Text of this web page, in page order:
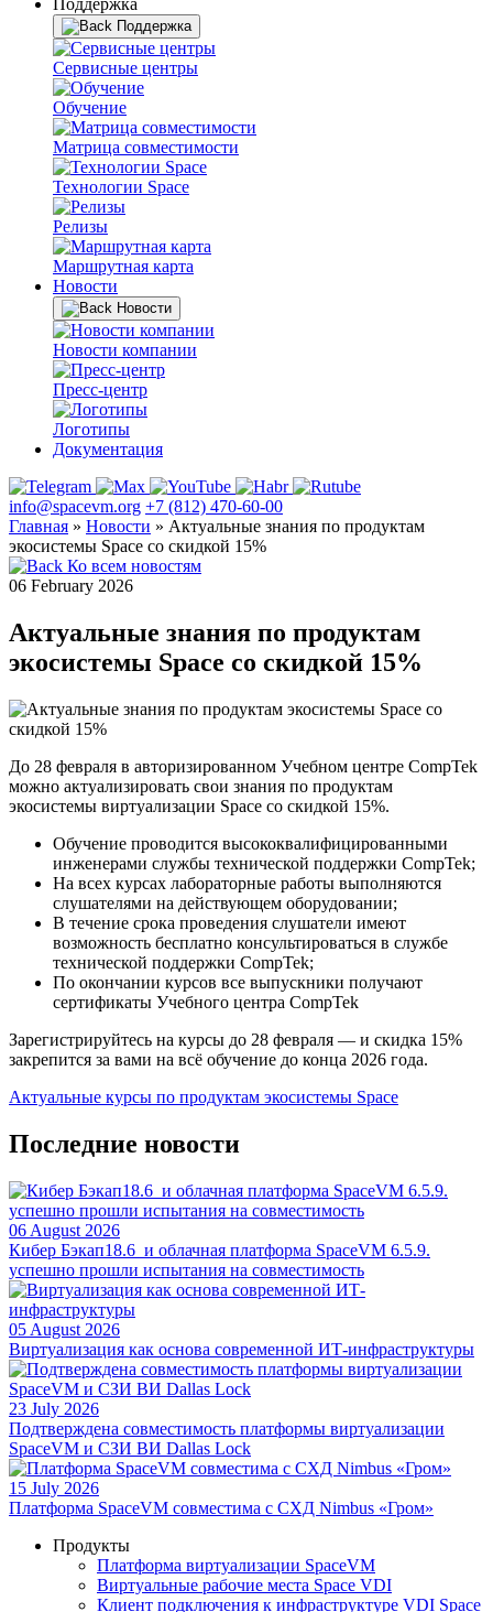
Поддержка
Поддержка
Сервисные центры
Обучение
Матрица совместимости
Технологии Space
Релизы
Маршрутная карта
Новости
Новости
Новости компании
Пресс-центр
Логотипы
Документация
info@spacevm.org +7 (812) 470-60-00
Главная » Новости » Актуальные знания по продуктам
экосистемы Space со скидкой 15%
Ко всем новостям
06 February 2026
Актуальные знания по продуктам
экосистемы Space со скидкой 15%
До 28 февраля в авторизированном Учебном центре CompTek
можно актуализировать свои знания по продуктам
экосистемы виртуализации Space со скидкой 15%.
Обучение проводится высококвалифицированными
инженерами службы технической поддержки CompTek;
На всех курсах лабораторные работы выполняются
слушателями на действующем оборудовании;
В течение срока проведения слушатели имеют
возможность бесплатно консультироваться в службе
технической поддержки CompTek;
По окончании курсов все выпускники получают
сертификаты Учебного центра CompTek
Зарегистрируйтесь на курсы до 28 февраля — и скидка 15%
закрепится за вами на всё обучение до конца 2026 года.
Актуальные курсы по продуктам экосистемы Space
Последние новости
06 August 2026
Кибер Бэкап18.6 и облачная платформа SpaceVM 6.5.9.
успешно прошли испытания на совместимость
05 August 2026
Виртуализация как основа современной ИТ-инфраструктуры
23 July 2026
Подтверждена совместимость платформы виртуализации
SpaceVM и СЗИ ВИ Dallas Lock
15 July 2026
Платформа SpaceVM совместима с СХД Nimbus «Гром»
Продукты
Платформа виртуализации SpaceVM
Виртуальные рабочие места Space VDI
Клиент подключения к инфраструктуре VDI Space